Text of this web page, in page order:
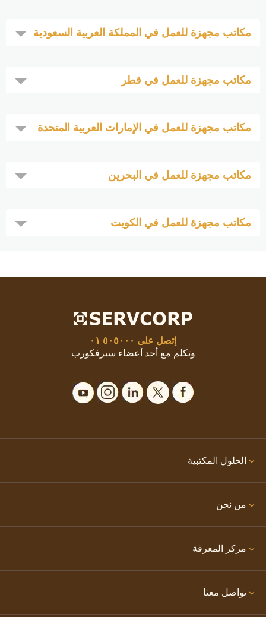
مكاتب مجهزة للعمل في المملكة العربية السعودية
مكاتب مجهزة للعمل في قطر
مكاتب مجهزة للعمل في الإمارات العربية المتحدة
مكاتب مجهزة للعمل في البحرين
مكاتب مجهزة للعمل في الكويت
إتصل على ٥٠٥٠٠٠ ٠١
وتكلم مع أحد أعضاء سيرفكورب
الحلول المكتبية
من نحن
مركز المعرفة
تواصل معنا